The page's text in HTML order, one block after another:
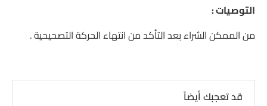
التوصيات :
من الممكن الشراء بعد التأكد من انتهاء الحركة التصحيحية .
قد تعجبك أيضاً